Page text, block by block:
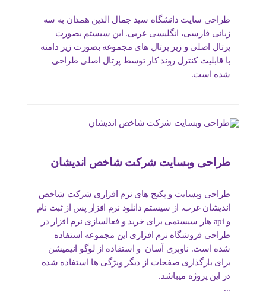
طراحی سایت دانشگاه سید جمال الدین همدان به سه
زبانی فارسی، انگلیسی عربی. این سیستم بصورت
پرتال اصلی و زیر پرتال های مجموعه بصورت زیر دامنه
با قابلیت کنترل روند کار توسط پرتال اصلی طراحی
شده است.
طراحی وبسایت شرکت شاخص اندیشان
طراحی وبسایت و پکیج های نرم افزاری شرکت شاخص
اندیشان غرب. از سیستم دانلود نرم افزار پس از ثبت نام
و api هار سیستمی برای خرید و فعالسازی نرم افزار در
طراحی فروشگاه نرم افزاری این مجموعه استفاده
شده است. ناوبری آسان و استفاده از لوگو انیمیشن
برای بارگذاری صفحات از دیگر ویژگی ها استفاده شده
در این پروژه میباشد.
...